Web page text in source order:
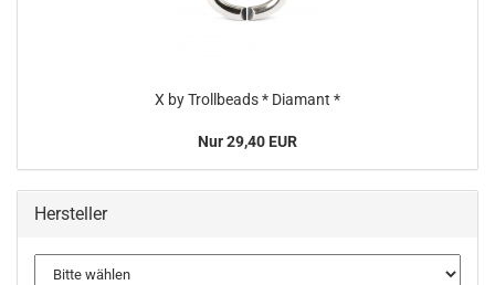
X by Trollbeads * Diamant *
Nur 29,40 EUR
Hersteller